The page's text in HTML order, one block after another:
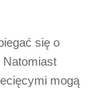
się o
Natomiast
mogą